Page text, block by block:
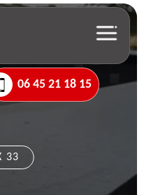
06 45 21 18 15
33